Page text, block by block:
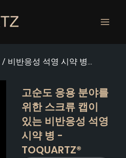
/ 비반응성 석영 시약 병...
고순도 응용 분야를
위한 스크류 캡이
있는 비반응성 석영
시약 병 -
TOQUARTZ®